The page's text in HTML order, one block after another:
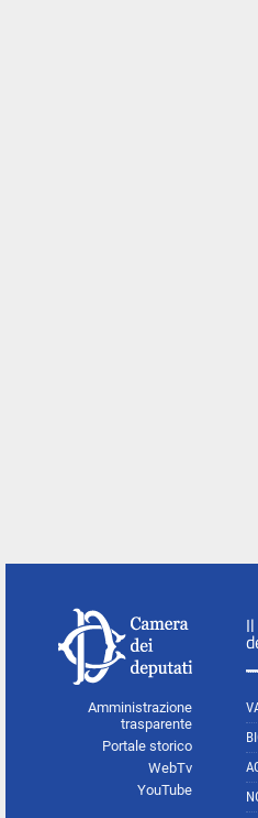
Amministrazione
trasparente
Portale storico
WebTv
YouTube